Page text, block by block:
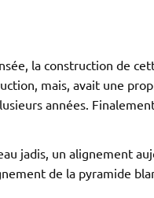
la construction de
mais, avait une
années.
jadis, un alignement
de la pyramide